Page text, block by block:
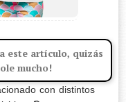
este artículo, quizás
mucho!
de ver son solo una
que tenemos en
con distintos